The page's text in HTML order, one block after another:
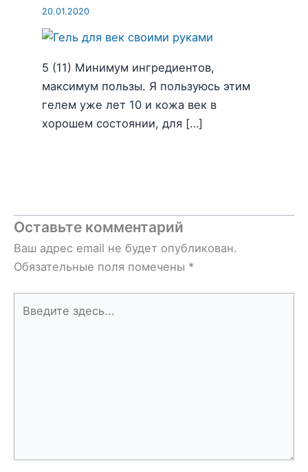
20.01.2020
5 (11) Минимум ингредиентов,
максимум пользы. Я пользуюсь этим
гелем уже лет 10 и кожа век в
хорошем состоянии, для […]
Оставьте комментарий
Ваш адрес email не будет опубликован.
Обязательные поля помечены *
здесь...